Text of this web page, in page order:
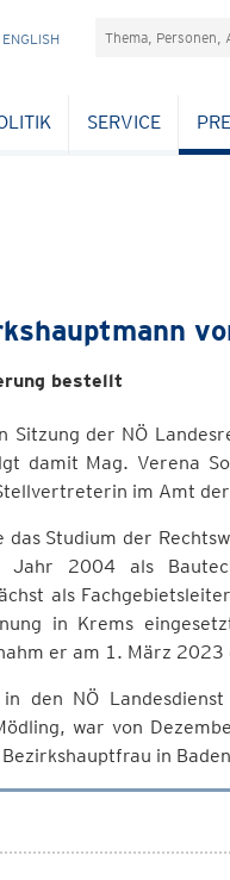
Suchefeld
SERVICE
bestellt
der NÖ
damit Mag. Verena
im Amt
Studium der
Jahr 2004 als
als
in Krems
er am 1. März 2023
den NÖ
war von
in